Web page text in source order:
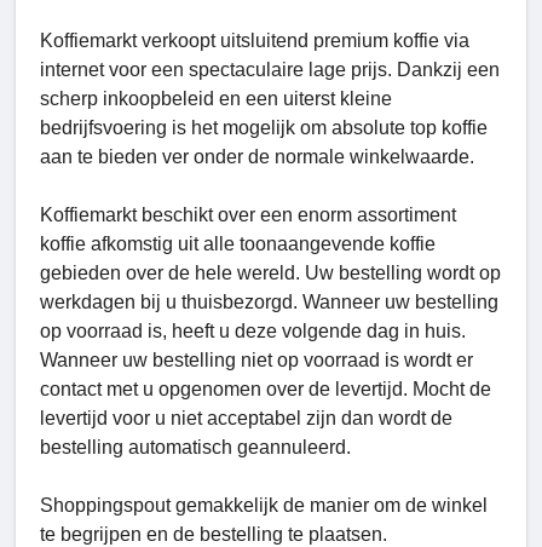
Koffiemarkt verkoopt uitsluitend premium koffie via
internet voor een spectaculaire lage prijs. Dankzij een
scherp inkoopbeleid en een uiterst kleine
bedrijfsvoering is het mogelijk om absolute top koffie
aan te bieden ver onder de normale winkelwaarde.
Koffiemarkt beschikt over een enorm assortiment
koffie afkomstig uit alle toonaangevende koffie
gebieden over de hele wereld. Uw bestelling wordt op
werkdagen bij u thuisbezorgd. Wanneer uw bestelling
op voorraad is, heeft u deze volgende dag in huis.
Wanneer uw bestelling niet op voorraad is wordt er
contact met u opgenomen over de levertijd. Mocht de
levertijd voor u niet acceptabel zijn dan wordt de
bestelling automatisch geannuleerd.
Shoppingspout gemakkelijk de manier om de winkel
te begrijpen en de bestelling te plaatsen.